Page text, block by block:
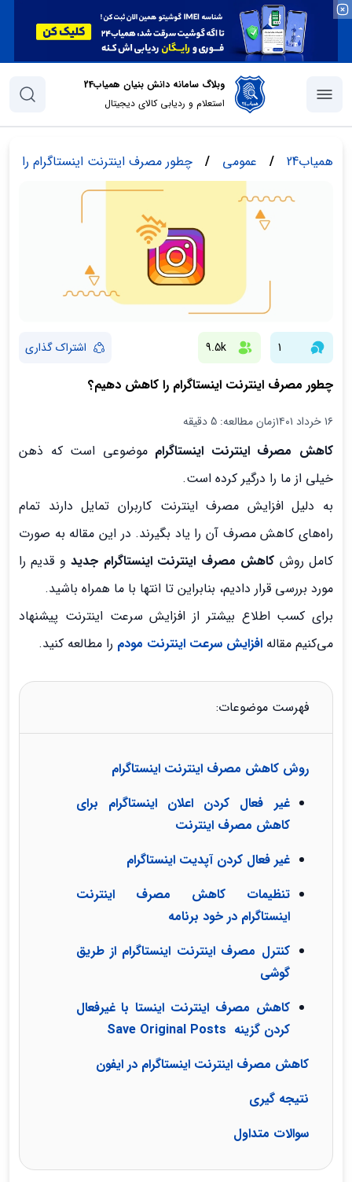
وبلاگ سامانه دانش بنیان همیاب24
استعلام و ردیابی کالای دیجیتال
همیاب24 / عمومی / چطور مصرف اینترنت اینستاگرام را
1
9.5k اشتراک گذاری
چطور مصرف اینترنت اینستاگرام را کاهش دهیم؟
۱۶ خرداد ۱۴۰۱ زمان مطالعه: 5 دقیقه
کاهش مصرف اینترنت اینستاگرام موضوعی است که ذهن
خیلی از ما را درگیر کرده است.
به دلیل افزایش مصرف اینترنت کاربران تمایل دارند تمام
راه‌های کاهش مصرف آن را یاد بگیرند. در این مقاله به صورت
کامل روش کاهش مصرف اینترنت اینستاگرام جدید و قدیم را
مورد بررسی قرار دادیم، بنابراین تا انتها با ما همراه باشید.
برای کسب اطلاع بیشتر از افزایش سرعت اینترنت پیشنهاد
می‌کنیم مقاله افزایش سرعت اینترنت مودم را مطالعه کنید.
فهرست موضوعات:
روش کاهش مصرف اینترنت اینستاگرام
غیر فعال کردن اعلان اینستاگرام برای
کاهش مصرف اینترنت
غير فعال كردن آپديت اینستاگرام
تنظیمات کاهش مصرف اینترنت
اینستاگرام در خود برنامه
کنترل مصرف اینترنت اینستاگرام از طریق
گوشی
کاهش مصرف اینترنت اینستا با غیرفعال
کردن گزینه Save Original Posts
کاهش مصرف اینترنت اینستاگرام در ایفون
نتیجه گیری
سوالات متداول